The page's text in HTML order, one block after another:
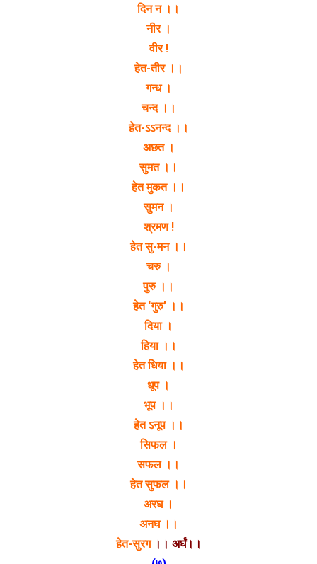
दिन न ।।
नीर ।
वीर !
हेत-तीर ।।
गन्ध ।
चन्द ।।
हेत-ऽऽनन्द ।।
अछत ।
सुमत ।।
हेत मुकत ।।
सुमन ।
श्रमण !
हेत सु-मन ।।
चरु ।
पुरु ।।
हेत ‘गुरु’ ।।
दिया ।
हिया ।।
हेत धिया ।।
धूप ।
भूप ।।
हेत ऽनूप ।।
सिफल ।
सफल ।।
हेत सुफल ।।
अरघ ।
अनघ ।।
हेत-सुरग ।। अर्घं।।